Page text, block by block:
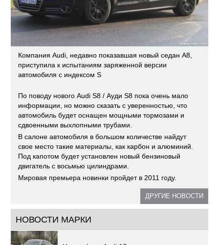
Компания Audi, недавно показавшая новый седан A8,
приступила к испытаниям заряженной версии
автомобиля с индексом S
По поводу нового Audi S8 / Ауди S8 пока очень мало
информации, но можно сказать с уверенностью, что
автомобиль будет оснащен мощными тормозами и
сдвоенными выхлопными трубами.
В салоне автомобиля в большом количестве найдут
свое место такие материалы, как карбон и алюминий.
Под капотом будет установлен новый бензиновый
двигатель с восьмью цилиндрами.
Мировая премьера новинки пройдет в 2011 году.
ДРУГИЕ НОВОСТИ
НОВОСТИ МАРКИ